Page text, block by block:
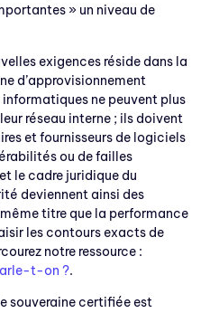
» un niveau de
exigences réside dans la
d’approvisionnement
ne peuvent plus
réseau interne ; ils doivent
et fournisseurs de logiciels
ou de failles
le cadre juridique du
deviennent ainsi des
titre que la performance
les contours exacts de
notre ressource :
t-on ?.
souveraine certifiée est